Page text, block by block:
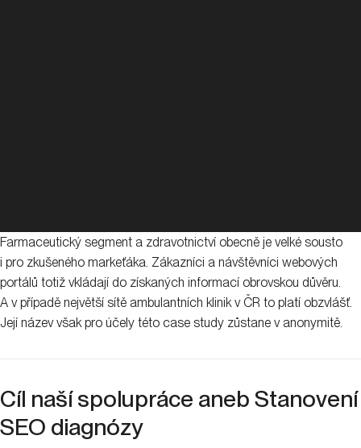
Farmaceutický segment a zdravotnictví obecně je velké sousto
i pro zkušeného markeťáka. Zákazníci a návštěvníci webových
portálů totiž vkládají do získaných informací obrovskou důvěru.
A v případě největší sítě ambulantních klinik v ČR to platí obzvlášť.
Její název však pro účely této case study zůstane v anonymitě.
Cíl naší spolupráce aneb Stanovení
SEO diagnózy